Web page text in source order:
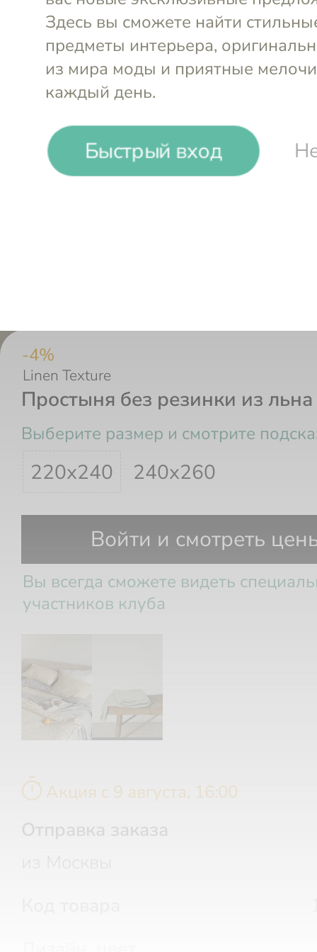
Быстрый вход
-4%
Простыня без резинки из льна
Linen Texture
Выберите размер и смотрите
220х240 240х260
Размеры и комплектация
Войти и смотреть
Вы всегда сможете видеть
участников клуба
timer Акция c 9 августа, 16:00
Отправка заказа